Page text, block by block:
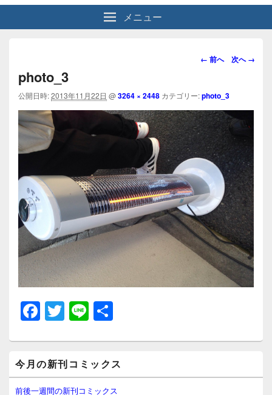
メニュー
画
ビ
ゲ
ー
シ
ョ
ン
← 前へ 次へ →
photo_3
公開日時:2013年11月22日 @3264 × 2448 カテゴリー:photo_3
F
a
c
e
b
T
wi
tt
er
Li
n
e
イ
ン
サ
今月の新刊コミックス
前後一週間の新刊コミックス